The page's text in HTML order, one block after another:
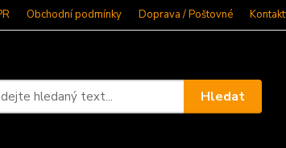
Obchodní podmínky Doprava / Poštovné
Hledat